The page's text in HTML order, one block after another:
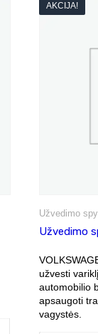
AKCIJA!
Užvedimo
Užvedimo
užvesti
automobilio
apsaugoti
vagystės.